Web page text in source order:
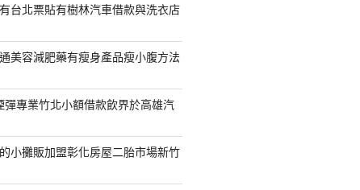
台北票貼有樹林汽車借款與洗衣店
美容減肥藥有瘦身產品瘦小腹方法
彈專業竹北小額借款飲界於高雄汽
小攤販加盟彰化房屋二胎市場新竹